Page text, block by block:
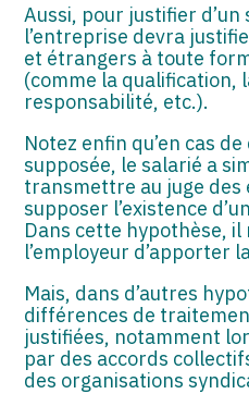
Aussi, pour justifier d’un
l’entreprise devra
et étrangers à toute
(comme la qualification,
responsabilité, etc.).
Notez enfin qu’en cas
supposée, le salarié a
transmettre au juge des
supposer l’existence
Dans cette hypothèse,
l’employeur d’apporter
Mais, dans d’autres
différences de
justifiées, notamment
par des accords
des organisations